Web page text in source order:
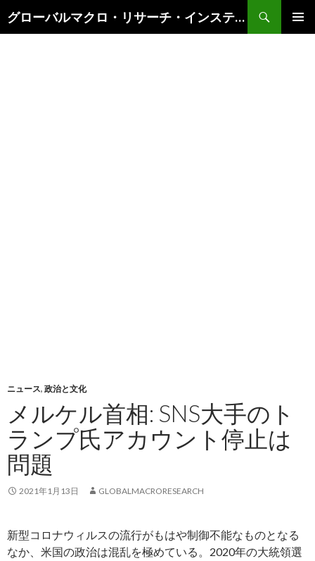
グローバルマクロ・リサーチ・インスティテュート
索
ニュース, 政治と文化
メルケル首相: SNS大手のト
ランプ氏アカウント停止は
問題
2021年1月13日 GLOBALMACRORESEARCH
新型コロナウィルスの流行がもはや制御不能なものとなる
なか、米国の政治は混乱を極めている。2020年の大統領選